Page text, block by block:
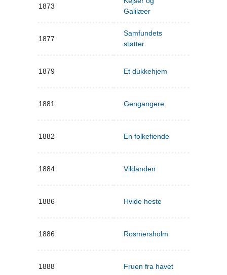
1873
Galilæer
1877
Samfundets
støtter
1879 Et dukkehjem
1881 Gengangere
1882 En folkefiende
1884 Vildanden
1886 Hvide heste
1886 Rosmersholm
1888 Fruen fra havet